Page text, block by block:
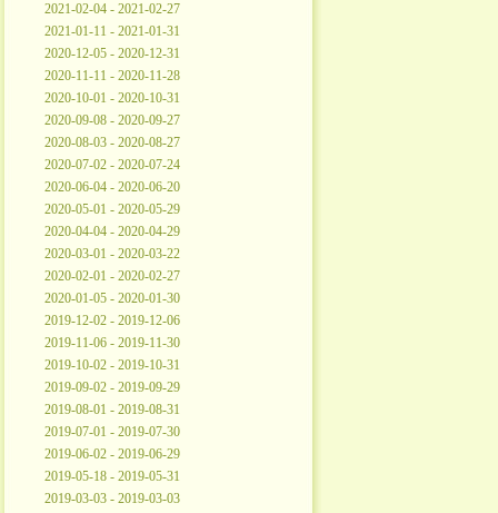
2021-02-04 - 2021-02-27
2021-01-11 - 2021-01-31
2020-12-05 - 2020-12-31
2020-11-11 - 2020-11-28
2020-10-01 - 2020-10-31
2020-09-08 - 2020-09-27
2020-08-03 - 2020-08-27
2020-07-02 - 2020-07-24
2020-06-04 - 2020-06-20
2020-05-01 - 2020-05-29
2020-04-04 - 2020-04-29
2020-03-01 - 2020-03-22
2020-02-01 - 2020-02-27
2020-01-05 - 2020-01-30
2019-12-02 - 2019-12-06
2019-11-06 - 2019-11-30
2019-10-02 - 2019-10-31
2019-09-02 - 2019-09-29
2019-08-01 - 2019-08-31
2019-07-01 - 2019-07-30
2019-06-02 - 2019-06-29
2019-05-18 - 2019-05-31
2019-03-03 - 2019-03-03